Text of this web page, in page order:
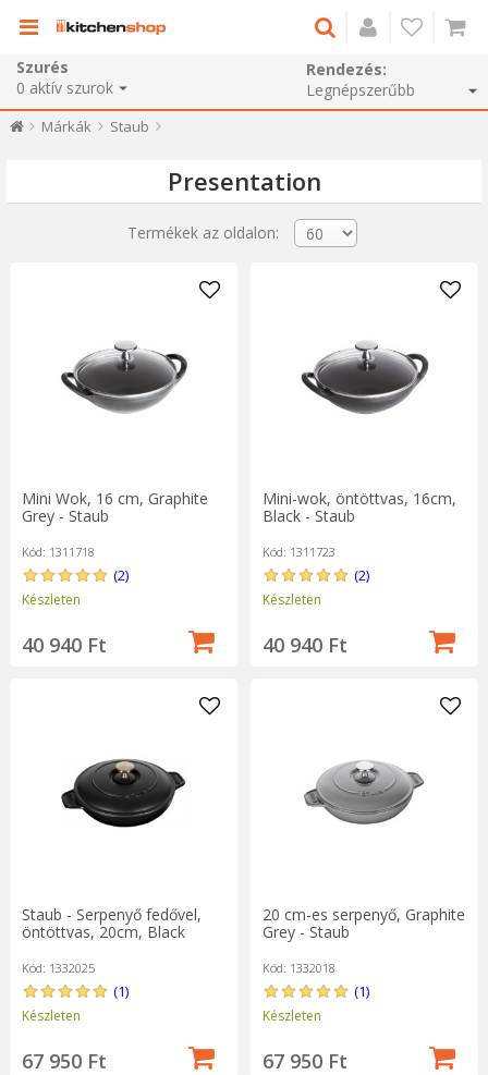
Szurés
0 aktív szurok
Rendezés:
Márkák Staub
Presentation
Termékek az oldalon:
Mini Wok, 16 cm, Graphite
Grey - Staub
Kód: 1311718
(2)
Készleten
40 940 Ft
Mini-wok, öntöttvas, 16cm,
Black - Staub
Kód: 1311723
(2)
Készleten
40 940 Ft
Staub - Serpenyő fedővel,
öntöttvas, 20cm, Black
Kód: 1332025
(1)
Készleten
67 950 Ft
20 cm-es serpenyő, Graphite
Grey - Staub
Kód: 1332018
(1)
Készleten
67 950 Ft